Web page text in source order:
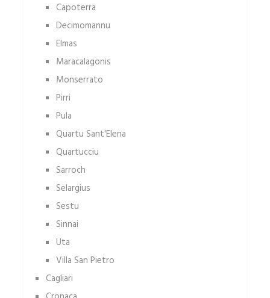
Capoterra
Decimomannu
Elmas
Maracalagonis
Monserrato
Pirri
Pula
Quartu Sant'Elena
Quartucciu
Sarroch
Selargius
Sestu
Sinnai
Uta
Villa San Pietro
Cagliari